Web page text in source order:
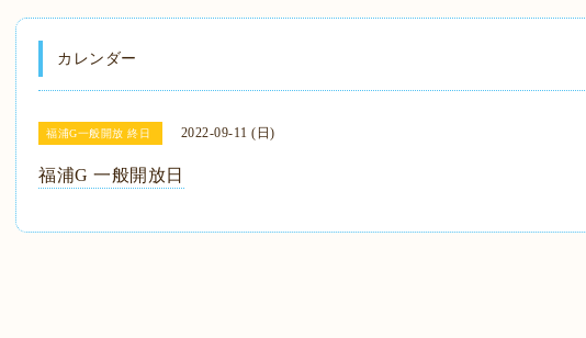
カレンダー
福浦G一般開放 終日 2022-09-11 (日)
福浦G 一般開放日